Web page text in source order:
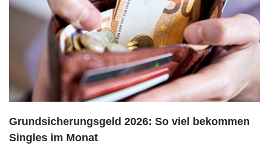
Grundsicherungsgeld 2026: So viel bekommen
Singles im Monat